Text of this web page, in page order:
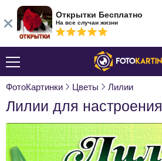
ФотоКартинки Цветы Лилии
Лилии для настроения
Открытки Бесплатно
На все случаи жизни